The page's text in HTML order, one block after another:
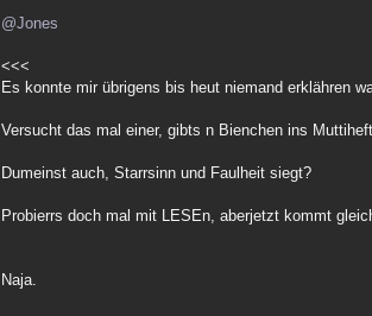
@Jones
<<<
Es konnte mir übrigens bis heut niemand erklähren
Versucht das mal einer, gibts n Bienchen ins
Dumeinst auch, Starrsinn und Faulheit siegt?
Probierrs doch mal mit LESEn, aberjetzt kommt
Naja.